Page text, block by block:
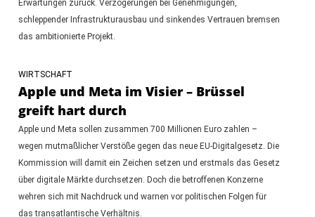
Erwartungen zurück. Verzögerungen bei Genehmigungen,
schleppender Infrastrukturausbau und sinkendes Vertrauen bremsen
das ambitionierte Projekt.
WIRTSCHAFT
Apple und Meta im Visier – Brüssel
greift hart durch
Apple und Meta sollen zusammen 700 Millionen Euro zahlen –
wegen mutmaßlicher Verstöße gegen das neue EU-Digitalgesetz. Die
Kommission will damit ein Zeichen setzen und erstmals das Gesetz
über digitale Märkte durchsetzen. Doch die betroffenen Konzerne
wehren sich mit Nachdruck und warnen vor politischen Folgen für
das transatlantische Verhältnis.